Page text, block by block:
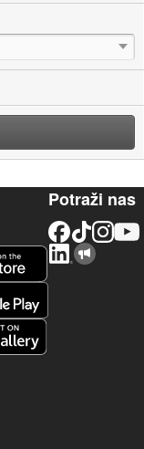
Potraži nas